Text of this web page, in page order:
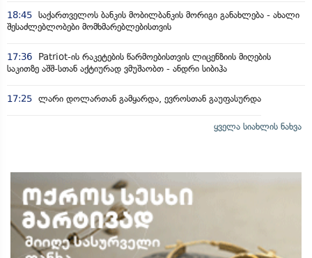
18:45 საქართველოს ბანკის მობილბანკის მორიგი განახლება - ახალი
შესაძლებლობები მომხმარებლებისთვის
17:36
Patriot-ის რაკეტების წარმოებისთვის ლიცენზიის მიღების
საკითზე აშშ-სთან აქტიურად ვმუშაობთ - ანდრი სიბიჰა
17:25 ლარი დოლართან გამყარდა, ევროსთან გაუფასურდა
ყველა სიახლის ნახვა